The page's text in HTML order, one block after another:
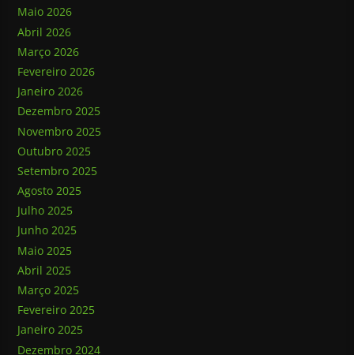
Maio 2026
Abril 2026
Março 2026
Fevereiro 2026
Janeiro 2026
Dezembro 2025
Novembro 2025
Outubro 2025
Setembro 2025
Agosto 2025
Julho 2025
Junho 2025
Maio 2025
Abril 2025
Março 2025
Fevereiro 2025
Janeiro 2025
Dezembro 2024